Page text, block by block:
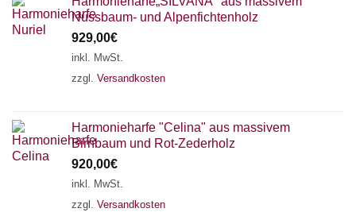
Nussbaum- und Alpenfichtenholz
929,00€
inkl. MwSt.
zzgl. Versandkosten
Harmonieharfe "Celina" aus massivem
Birnbaum und Rot-Zederholz
920,00€
inkl. MwSt.
zzgl. Versandkosten